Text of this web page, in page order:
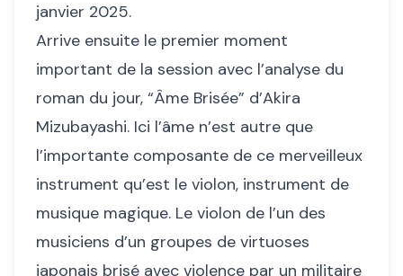
janvier 2025.
Arrive ensuite le premier moment
important de la session avec l’analyse du
roman du jour, “Âme Brisée” d’Akira
Mizubayashi. Ici l’âme n’est autre que
l’importante composante de ce merveilleux
instrument qu’est le violon, instrument de
musique magique. Le violon de l’un des
musiciens d’un groupes de virtuoses
japonais brisé avec violence par un militaire